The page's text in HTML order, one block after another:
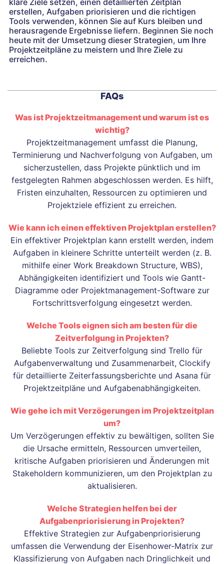
erstellen, Aufgaben priorisieren und die richtigen
Tools verwenden, können Sie auf Kurs bleiben und
herausragende Ergebnisse liefern. Beginnen Sie noch
heute mit der Umsetzung dieser Strategien, um Ihre
Projektzeitpläne zu meistern und Ihre Ziele zu
erreichen.
FAQs
Was ist Projektzeitmanagement und warum ist es
wichtig?
Projektzeitmanagement umfasst die Planung,
Terminierung und Nachverfolgung von Aufgaben, um
sicherzustellen, dass Projekte pünktlich und im
festgelegten Rahmen abgeschlossen werden. Es hilft,
Fristen einzuhalten, Ressourcen zu optimieren und
Projektziele effizient zu erreichen.
Wie kann ich einen effektiven Projektplan erstellen?
Ein effektiver Projektplan kann erstellt werden, indem
Aufgaben in kleinere Schritte unterteilt werden (z. B.
mithilfe einer Work Breakdown Structure, WBS),
Abhängigkeiten identifiziert und Tools wie Gantt-
Diagramme oder Projektmanagement-Software zur
Fortschrittsverfolgung eingesetzt werden.
Welche Tools eignen sich am besten für die
Zeitverfolgung in Projekten?
Beliebte Tools zur Zeitverfolgung sind Trello für
Aufgabenverwaltung und Zusammenarbeit, Clockify
für detaillierte Zeiterfassungsberichte und Asana für
Projektzeitpläne und Aufgabenabhängigkeiten.
Wie gehe ich mit Verzögerungen im Projektzeitplan
um?
Um Verzögerungen effektiv zu bewältigen, sollten Sie
die Ursache ermitteln, Ressourcen umverteilen,
kritische Aufgaben priorisieren und Änderungen mit
Stakeholdern kommunizieren, um den Projektplan zu
aktualisieren.
Welche Strategien helfen bei der
Aufgabenpriorisierung in Projekten?
Effektive Strategien zur Aufgabenpriorisierung
umfassen die Verwendung der Eisenhower-Matrix zur
Klassifizierung von Aufgaben nach Dringlichkeit und